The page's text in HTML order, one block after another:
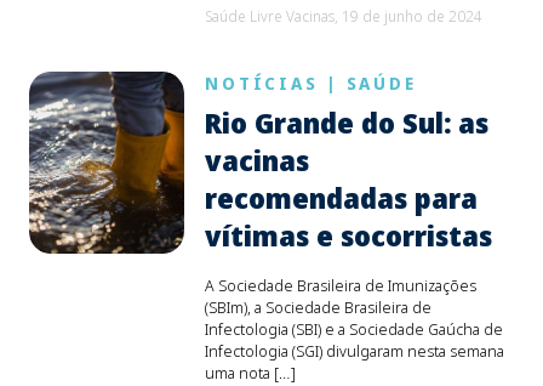
Saúde Livre Vacinas, 19 de junho de 2024
NOTÍCIAS | SAÚDE
Rio Grande do Sul: as
vacinas
recomendadas para
vítimas e socorristas
A Sociedade Brasileira de Imunizações
(SBIm), a Sociedade Brasileira de
Infectologia (SBI) e a Sociedade Gaúcha de
Infectologia (SGI) divulgaram nesta semana
uma nota […]